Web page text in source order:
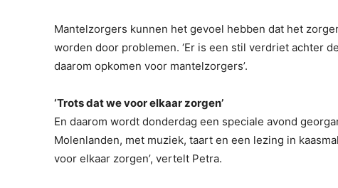
Mantelzorgers kunnen het gevoel hebben dat het
worden door problemen. ‘Er is een stil verdriet achter
daarom opkomen voor mantelzorgers’.
‘Trots dat we voor elkaar zorgen’
En daarom wordt donderdag een speciale avond
Molenlanden, met muziek, taart en een lezing in
voor elkaar zorgen’, vertelt Petra.